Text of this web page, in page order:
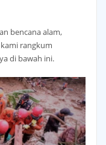
bencana alam,
rangkum
di bawah ini.